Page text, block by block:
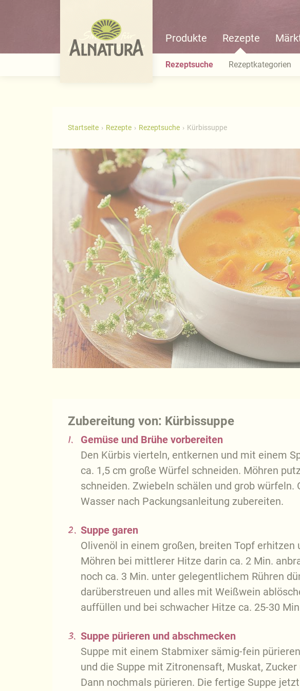
Produkte Rezepte
Rezeptsuche Rezeptkategorien
Startseite Rezepte Rezeptsuche Kürbissuppe
Zubereitung von: Kürbissuppe
1.
Gemüse und Brühe vorbereiten
Den Kürbis vierteln, entkernen und mit einem
ca. 1,5 cm große Würfel schneiden. Möhren
schneiden. Zwiebeln schälen und grob würfeln.
Wasser nach Packungsanleitung zubereiten.
2. Suppe garen
Olivenöl in einem großen, breiten Topf erhitzen
Möhren bei mittlerer Hitze darin ca. 2 Min.
noch ca. 3 Min. unter gelegentlichem Rühren
darüberstreuen und alles mit Weißwein
auffüllen und bei schwacher Hitze ca. 25-30
3. Suppe pürieren und abschmecken
Suppe mit einem Stabmixer sämig-fein
und die Suppe mit Zitronensaft, Muskat,
Dann nochmals pürieren. Die fertige Suppe